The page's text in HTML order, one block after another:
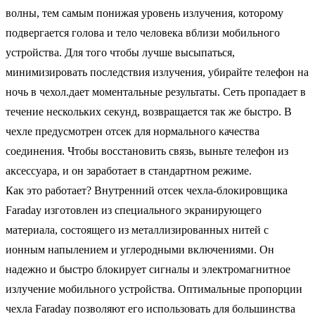
волны, тем самым понижая уровень излучения, которому
подвергается голова и тело человека вблизи мобильного
устройства. Для того чтобы лучше высыпаться,
минимизировать последствия излучения, убирайте телефон на
ночь в чехол.дает моментальные результаты. Сеть пропадает в
течение нескольких секунд, возвращается так же быстро. В
чехле предусмотрен отсек для нормального качества
соединения. Чтобы восстановить связь, выньте телефон из
аксессуара, и он заработает в стандартном режиме.
Как это работает? Внутренний отсек чехла-блокировщика
Faraday изготовлен из специального экранирующего
материала, состоящего из металлизированных нитей с
ионным напылением и углеродными включениями. Он
надежно и быстро блокирует сигналы и электромагнитное
излучение мобильного устройства. Оптимальные пропорции
чехла Faraday позволяют его использовать для большинства